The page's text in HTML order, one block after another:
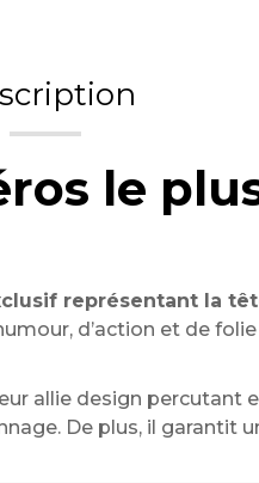
le
représentant la
d’action et de
allie design percutant
De plus, il garantit